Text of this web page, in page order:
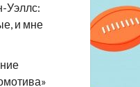
Уэллс:
и мне